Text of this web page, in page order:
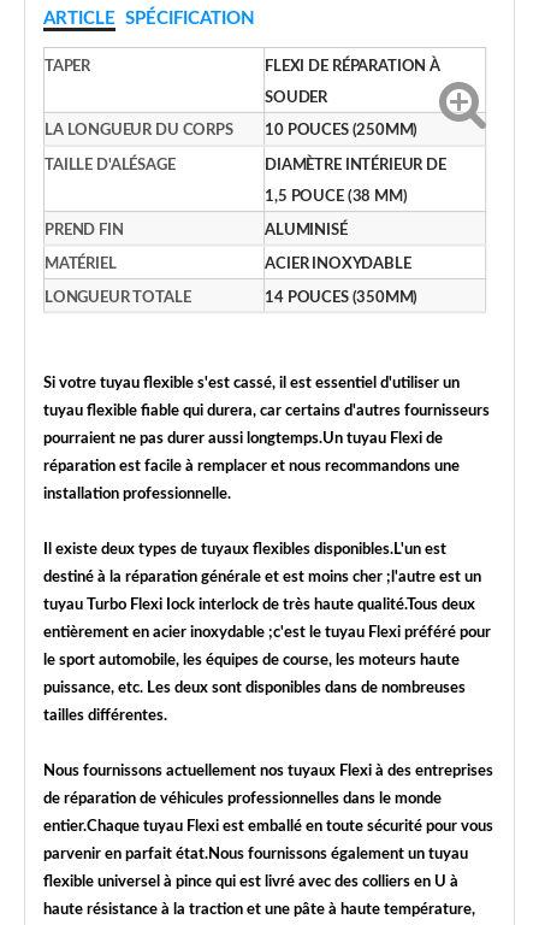
ARTICLE SPÉCIFICATION
TAPER FLEXI DE RÉPARATION À
SOUDER
LA LONGUEUR DU CORPS 10 POUCES (250MM)
TAILLE D'ALÉSAGE DIAMÈTRE INTÉRIEUR DE
1,5 POUCE (38 MM)
PREND FIN ALUMINISÉ
MATÉRIEL ACIER INOXYDABLE
LONGUEUR TOTALE 14 POUCES (350MM)
Si votre tuyau flexible s'est cassé, il est essentiel d'utiliser un
tuyau flexible fiable qui durera, car certains d'autres fournisseurs
pourraient ne pas durer aussi longtemps.Un tuyau Flexi de
réparation est facile à remplacer et nous recommandons une
installation professionnelle.
Il existe deux types de tuyaux flexibles disponibles.L'un est
destiné à la réparation générale et est moins cher ;l'autre est un
tuyau Turbo Flexi Iock interlock de très haute qualité.Tous deux
entièrement en acier inoxydable ;c'est le tuyau Flexi préféré pour
le sport automobile, les équipes de course, les moteurs haute
puissance, etc. Les deux sont disponibles dans de nombreuses
tailles différentes.
Nous fournissons actuellement nos tuyaux Flexi à des entreprises
de réparation de véhicules professionnelles dans le monde
entier.Chaque tuyau Flexi est emballé en toute sécurité pour vous
parvenir en parfait état.Nous fournissons également un tuyau
flexible universel à pince qui est livré avec des colliers en U à
haute résistance à la traction et une pâte à haute température,